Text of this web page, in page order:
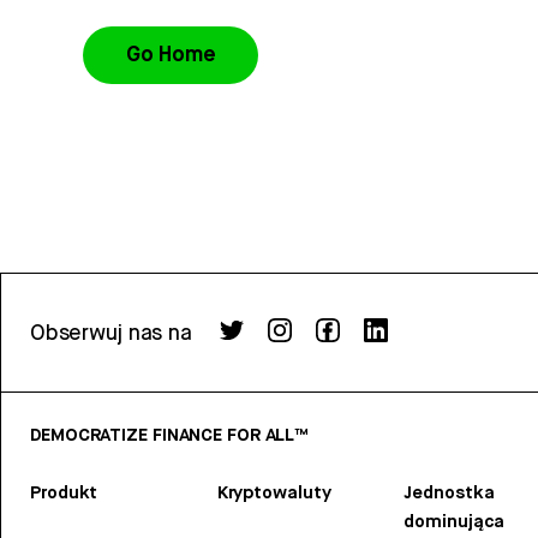
Go Home
Obserwuj nas na
DEMOCRATIZE FINANCE FOR ALL™
Produkt Kryptowaluty
Jednostka
dominująca